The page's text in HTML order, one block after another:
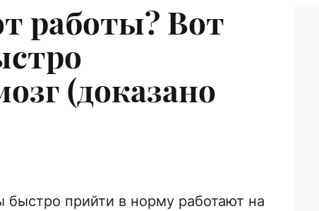
работы? Вот
(доказано
прийти в норму работают на